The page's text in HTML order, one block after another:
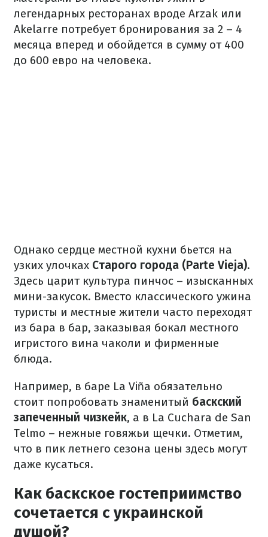
легендарных ресторанах вроде Arzak или
Akelarre потребует бронирования за 2 – 4
месяца вперед и обойдется в сумму от 400
до 600 евро на человека.
Однако сердце местной кухни бьется на
узких улочках Старого города (Parte Vieja).
Здесь царит культура пинчос – изысканных
мини-закусок. Вместо классического ужина
туристы и местные жители часто переходят
из бара в бар, заказывая бокал местного
игристого вина чаколи и фирменные
блюда.
Например, в баре La Viña обязательно
стоит попробовать знаменитый баскский
запеченный чизкейк, а в La Cuchara de San
Telmo – нежные говяжьи щечки. Отметим,
что в пик летнего сезона цены здесь могут
даже кусаться.
Как баскское гостеприимство
сочетается с украинской
душой?